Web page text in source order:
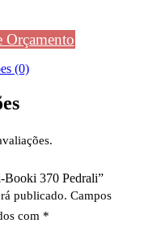
Orçamento
(0)
Booki 370 Pedrali”
publicado. Campos
com *